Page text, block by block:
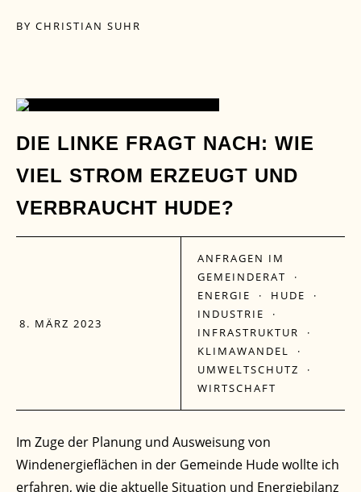
BY CHRISTIAN SUHR
08
MÄRZ
DIE LINKE FRAGT NACH: WIE
VIEL STROM ERZEUGT UND
VERBRAUCHT HUDE?
8. MÄRZ 2023
ANFRAGEN IM
GEMEINDERAT ·
ENERGIE · HUDE ·
INDUSTRIE ·
INFRASTRUKTUR ·
KLIMAWANDEL ·
UMWELTSCHUTZ ·
WIRTSCHAFT
Im Zuge der Planung und Ausweisung von
Windenergieflächen in der Gemeinde Hude wollte ich
erfahren, wie die aktuelle Situation und Energiebilanz